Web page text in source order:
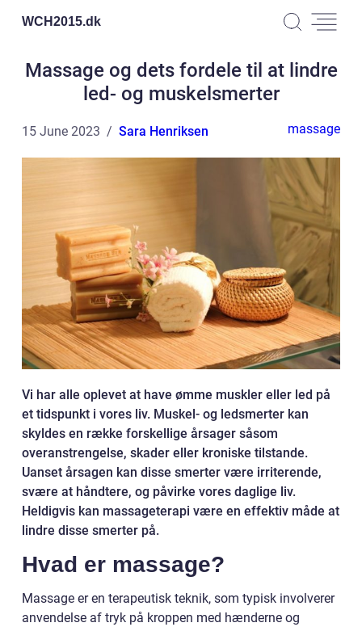
WCH2015.dk
Massage og dets fordele til at lindre
led- og muskelsmerter
15 June 2023 Sara Henriksen massage
Vi har alle oplevet at have ømme muskler eller led på
et tidspunkt i vores liv. Muskel- og ledsmerter kan
skyldes en række forskellige årsager såsom
overanstrengelse, skader eller kroniske tilstande.
Uanset årsagen kan disse smerter være irriterende,
svære at håndtere, og påvirke vores daglige liv.
Heldigvis kan massageterapi være en effektiv måde at
lindre disse smerter på.
Hvad er massage?
Massage er en terapeutisk teknik, som typisk involverer
anvendelse af tryk på kroppen med hænderne og